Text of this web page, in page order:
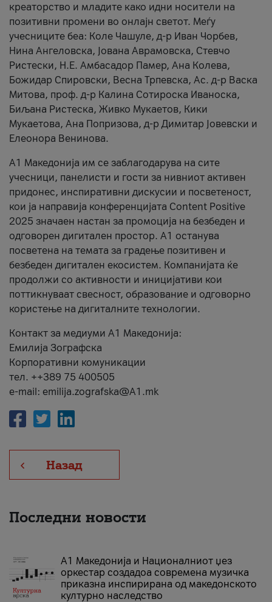
креаторство и младите како идни носители на
позитивни промени во онлајн светот. Меѓу
учесниците беа: Коле Чашуле, д-р Иван Чорбев,
Нина Ангеловска, Јована Аврамовска, Стевчо
Ристески, Н.Е. Амбасадор Памер, Ана Колева,
Божидар Спировски, Весна Трпевска, Ас. д-р Васка
Митова, проф. д-р Калина Сотироска Иваноска,
Биљана Ристеска, Живко Мукаетов, Кики
Мукаетова, Ана Попризова, д-р Димитар Јовевски и
Елеонора Венинова.
А1 Македонија им се заблагодарува на сите
учесници, панелисти и гости за нивниот активен
придонес, инспиративни дискусии и посветеност,
кои ја направија конференцијата Content Positive
2025 значаен настан за промоција на безбеден и
одговорен дигитален простор. А1 останува
посветена на темата за градење позитивен и
безбеден дигитален екосистем. Компанијата ќе
продолжи со активности и иницијативи кои
поттикнуваат свесност, образование и одговорно
користење на дигиталните технологии.
Контакт за медиуми А1 Македонија:
Емилија Зографска
Корпоративни комуникации
тел. ++389 75 400505
e-mail: emilija.zografska@A1.mk
Назад
Последни новости
А1 Македонија и Националниот џез
оркестар создадоа современа музичка
приказна инспирирана од македонското
културно наследство